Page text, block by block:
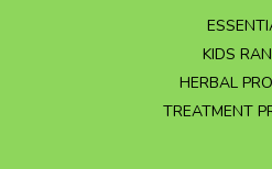
KIDS
HERBAL
TREATMENT